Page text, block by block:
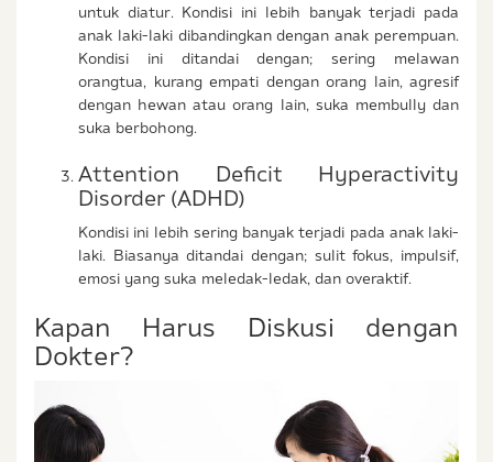
untuk diatur. Kondisi ini lebih banyak terjadi pada
anak laki-laki dibandingkan dengan anak perempuan.
Kondisi ini ditandai dengan; sering melawan
orangtua, kurang empati dengan orang lain, agresif
dengan hewan atau orang lain, suka membully dan
suka berbohong.
Attention Deficit Hyperactivity
Disorder (ADHD)
Kondisi ini lebih sering banyak terjadi pada anak laki-
laki. Biasanya ditandai dengan; sulit fokus, impulsif,
emosi yang suka meledak-ledak, dan overaktif.
Kapan Harus Diskusi dengan
Dokter?